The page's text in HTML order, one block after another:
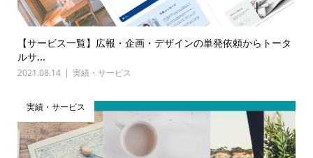
【サービス一覧】広報・企画・デザインの単発依頼からトータ
ルサ...
2021.08.14 実績・サービス
実績・サービス